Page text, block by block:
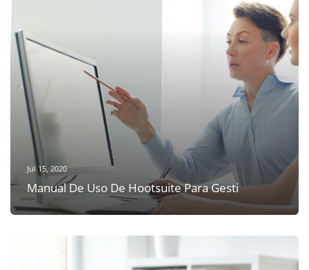
Jul 15, 2020
Manual De Uso De Hootsuite Para Gesti